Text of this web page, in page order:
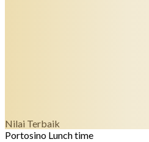
Nilai Terbaik
Portosino Lunch time